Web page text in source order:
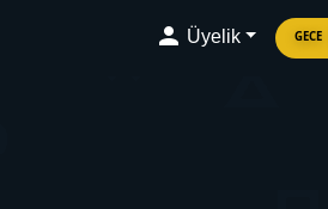
Üyelik GECE